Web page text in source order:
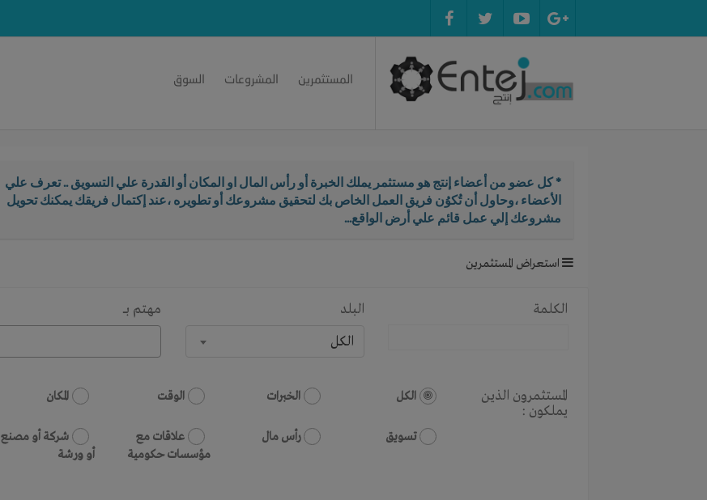
المستثمرين المشروعات السوق
* كل عضو من أعضاء إنتج هو مستثمر يملك الخبرة أو رأس المال او المكان أو القدرة علي التسويق .. تعرف علي
الأعضاء ،وحاول أن تُكوُن فريق العمل الخاص بك لتحقيق مشروعك أو تطويره ،عند إكتمال فريقك يمكنك تحويل
مشروعك إلي عمل قائم علي أرض الواقع...
استعراض المستثمرين
الكلمة
البلد
الكل
مهتم بـــ
المستثمرون الذين
يملكون :
الكل الخبرات الوقت المكان
تسويق رأس مال
علاقات مع
مؤسسات حكومية
شركة أو مصنع
أو ورشة